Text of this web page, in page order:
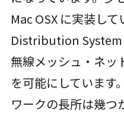
Mac OSX に実装し
Distribution System
無線メッシュ・ネッ
を可能にしています
ワークの長所は幾つ